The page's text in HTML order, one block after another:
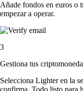
Añade fondos en euros o
empezar a operar.
3
Gestiona tus
Selecciona Lighter en la